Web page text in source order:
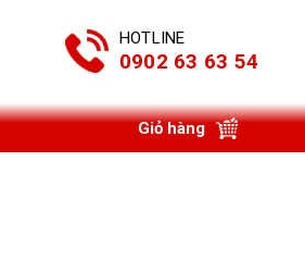
HOTLINE
0902 63 63 54
Giỏ hàng